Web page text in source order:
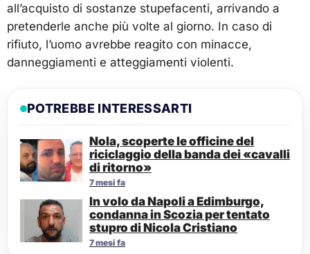
all’acquisto di sostanze stupefacenti, arrivando a
pretenderle anche più volte al giorno. In caso di
rifiuto, l’uomo avrebbe reagito con minacce,
danneggiamenti e atteggiamenti violenti.
POTREBBE INTERESSARTI
Nola, scoperte le officine del
riciclaggio della banda dei «cavalli
di ritorno»
7 mesi fa
In volo da Napoli a Edimburgo,
condanna in Scozia per tentato
stupro di Nicola Cristiano
7 mesi fa